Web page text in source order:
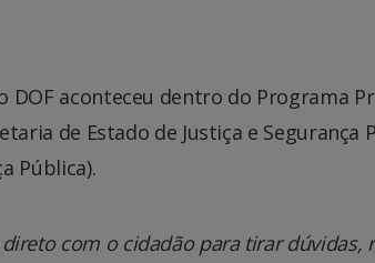
DOF aconteceu dentro do Programa
de Estado de Justiça e Segurança
Pública).
com o cidadão para tirar dúvidas,